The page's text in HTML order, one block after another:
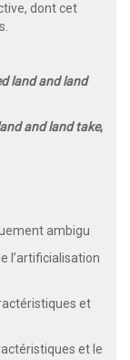
dont cet
land and land
and land take,
ambigu
l’artificialisation
et
et le